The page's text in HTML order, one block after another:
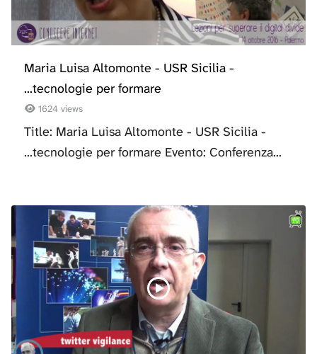
Maria Luisa Altomonte - USR Sicilia -
...tecnologie per formare
1624 views
Title: Maria Luisa Altomonte - USR Sicilia -
...tecnologie per formare Evento: Conferenza...